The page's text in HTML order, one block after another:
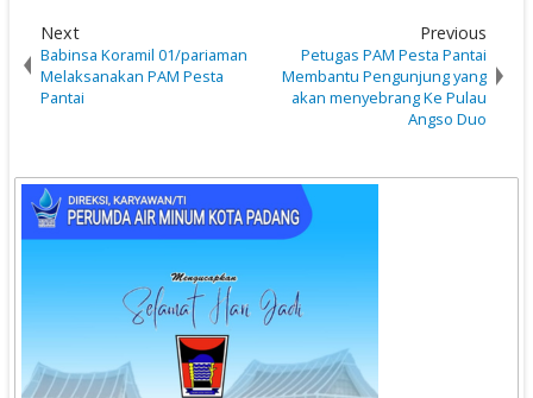
Next
Babinsa Koramil 01/pariaman
Melaksanakan PAM Pesta
Pantai
Previous
Petugas PAM Pesta Pantai
Membantu Pengunjung yang
akan menyebrang Ke Pulau
Angso Duo